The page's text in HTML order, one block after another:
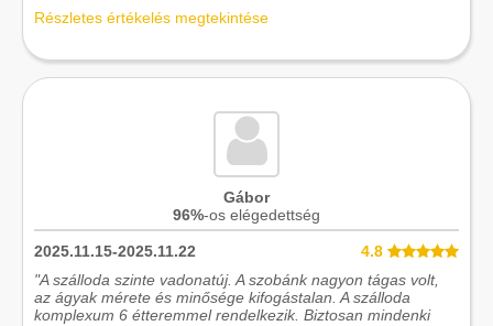
Részletes értékelés megtekintése
Gábor
96%-os elégedettség
2025.11.15-2025.11.22
4.8
"A szálloda szinte vadonatúj. A szobánk nagyon tágas volt,
az ágyak mérete és minősége kifogástalan. A szálloda
komplexum 6 étteremmel rendelkezik. Biztosan mindenki